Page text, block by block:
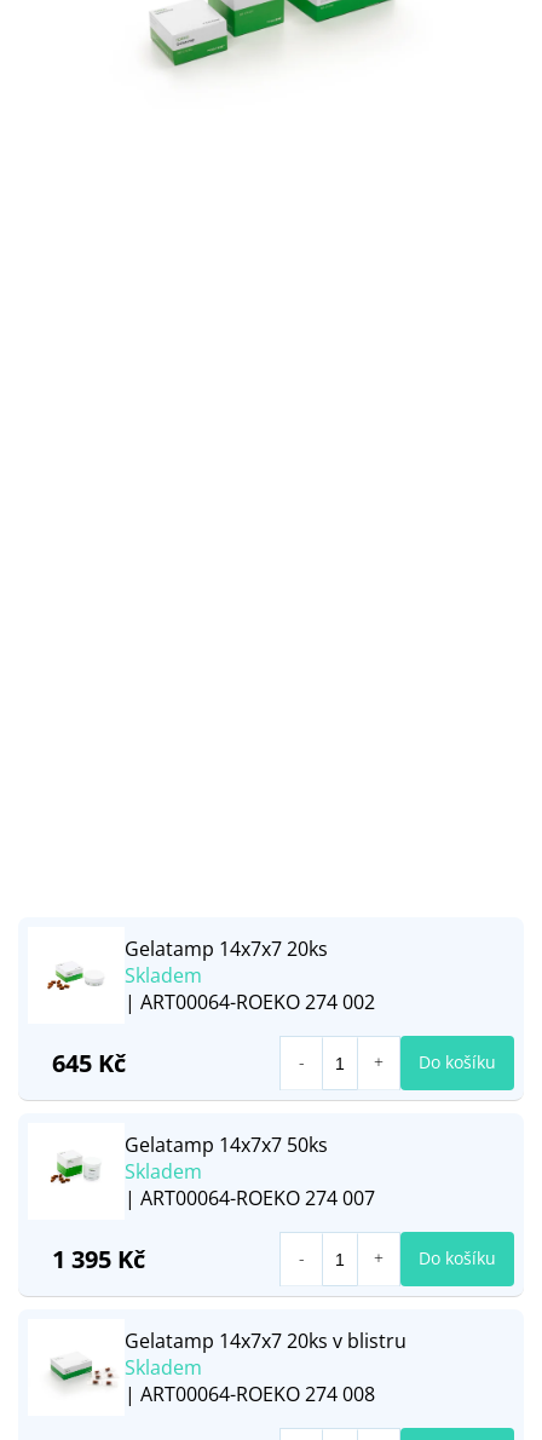
Gelatamp 14x7x7 20ks
Skladem
| ART00064-ROEKO 274 002
645 Kč Do košíku
Gelatamp 14x7x7 50ks
Skladem
| ART00064-ROEKO 274 007
1 395 Kč Do košíku
Gelatamp 14x7x7 20ks v blistru
Skladem
| ART00064-ROEKO 274 008